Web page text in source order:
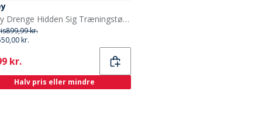
Money Drenge Hidden Sig Træningstøj Sort
899,99 kr.
kr.
kr.
Halv pris eller mindre